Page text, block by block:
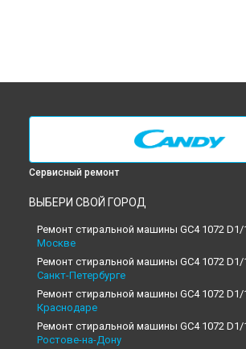
Сервисный ремонт
ВЫБЕРИ СВОЙ ГОРОД
Ремонт стиральной машины GC4 1072 D1/
Москве
Ремонт стиральной машины GC4 1072 D1/
Санкт-Петербурге
Ремонт стиральной машины GC4 1072 D1/
Краснодаре
Ремонт стиральной машины GC4 1072 D1/
Ростове-на-Дону